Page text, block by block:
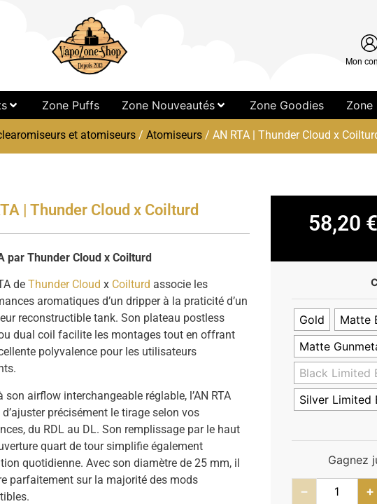
Mon
Zone Puffs Zone Nouveautés Zone Goodies Zone
et atomiseurs / Atomiseurs / AN RTA | Thunder Cloud x
| Thunder Cloud x Coilturd
par Thunder Cloud x Coilturd
deThunder Cloud x Coilturd associe les
aromatiques d’un dripper à la praticité d’un
reconstructible tank. Son plateau postless
dual coil facilite les montages tout en offrant
polyvalence pour les utilisateurs
son airflow interchangeable réglable, l’AN RTA
d’ajuster précisément le tirage selon vos
du RDL au DL. Son remplissage par le haut
quart de tour simplifie également
quotidienne. Avec son diamètre de 25 mm, il
parfaitement sur la majorité des mods
58,20 €
Gold
Matte
Matte
Black Limited
Silver Limited
Gagnez
− +